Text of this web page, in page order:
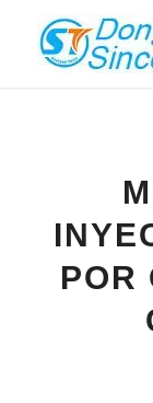
POR